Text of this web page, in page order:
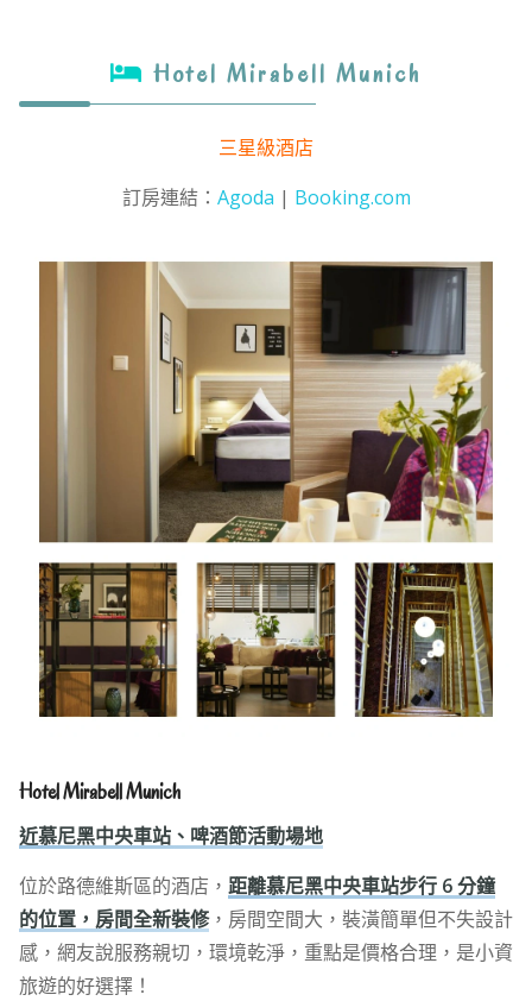
Hotel Mirabell Munich
三星級酒店
訂房連結： Agoda | Booking.com
Hotel Mirabell Munich
近慕尼黑中央車站、啤酒節活動場地
位於路德維斯區的酒店， 距離慕尼黑中央車站步行 6 分鐘
的位置，房間全新裝修，房間空間大，裝潢簡單但不失設計
感，網友說服務親切，環境乾淨，重點是價格合理，是小資
旅遊的好選擇！